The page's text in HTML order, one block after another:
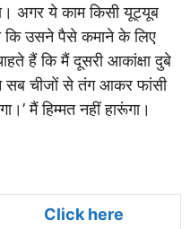
अगर ये काम किसी यूट्यूब
कि उसने पैसे कमाने के लिए
हैं कि मैं दूसरी आकांक्षा दुबे
सब चीजों से तंग आकर फांसी
मैं हिम्मत नहीं हारूंगा।
Click here